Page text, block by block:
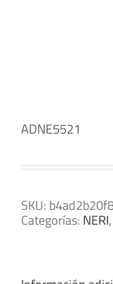
ADNE5521
SKU:
Categorías: NERI,